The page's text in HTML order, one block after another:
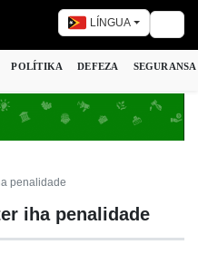
LÍNGUA
POLÍTIKA DEFEZA SEGURANSA
penalidade
iha penalidade